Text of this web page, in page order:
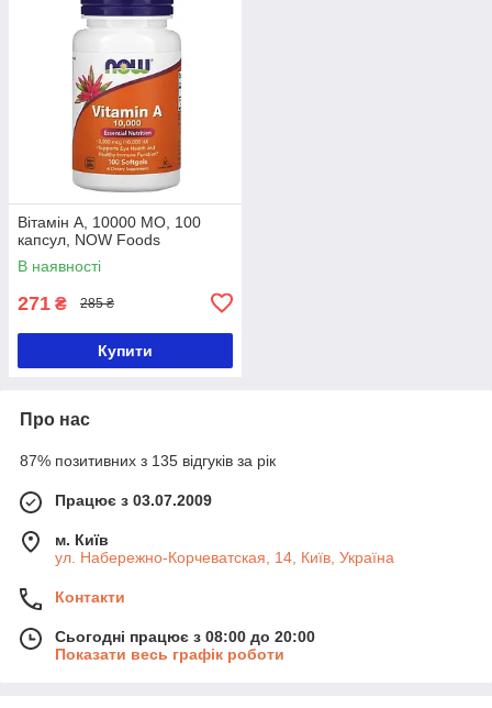
Вітамін А, 10000 МО, 100
капсул, NOW Foods
В наявності
271 ₴ 285 ₴
Купити
Про нас
87% позитивних з 135 відгуків за рік
Працює з 03.07.2009
м. Київ
ул. Набережно-Корчеватская, 14, Київ, Україна
Контакти
Сьогодні працює з 08:00 до 20:00
Показати весь графік роботи